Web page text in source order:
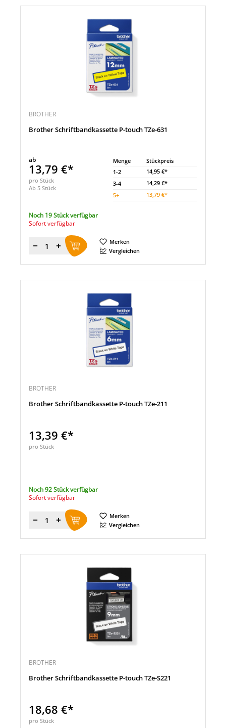
BROTHER
Brother Schriftbandkassette P-touch TZe-631
ab
13,79 €*
pro Stück
Ab 5 Stück
Menge
Stückpreis
1-2
14,95 €*
3-4
14,29 €*
5+ 13,79 €*
Noch 19 Stück verfügbar
Sofort verfügbar
Menge
Merken
Vergleichen
BROTHER
Brother Schriftbandkassette P-touch TZe-211
13,39 €*
pro Stück
Noch 92 Stück verfügbar
Sofort verfügbar
Menge
Merken
Vergleichen
BROTHER
Brother Schriftbandkassette P-touch TZe-S221
18,68 €*
pro Stück